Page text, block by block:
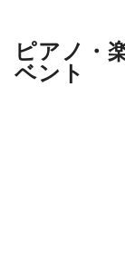
ピアノ・
ベント